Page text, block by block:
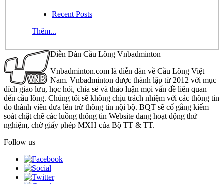
Recent Posts
Thêm...
Diễn Đàn Cầu Lông Vnbadminton
Vnbadminton.com là diễn đàn về Cầu Lông Việt
Nam. Vnbadminton được thành lập từ 2012 với mục
đích giao lưu, học hỏi, chia sẻ và thảo luận mọi vấn đề liên quan
đến cầu lông. Chúng tôi sẽ không chịu trách nhiệm với các thông tin
do thành viên đưa lên trừ thông tin nội bộ. BQT sẽ cố gắng kiểm
soát chặt chẽ các luồng thông tin Website đang hoạt động thử
nghiệm, chờ giấy phép MXH của Bộ TT & TT.
Follow us